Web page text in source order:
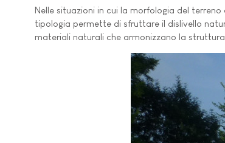
Nelle situazioni in cui la morfologia del
tipologia permette di sfruttare il dislivello
materiali naturali che armonizzano la